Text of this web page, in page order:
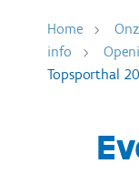
Home
info
Topsporthal